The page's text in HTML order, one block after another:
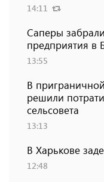
14:11
Саперы
предприятия в
13:55
В
решили
сельсовета
13:13
В Харькове
12:48